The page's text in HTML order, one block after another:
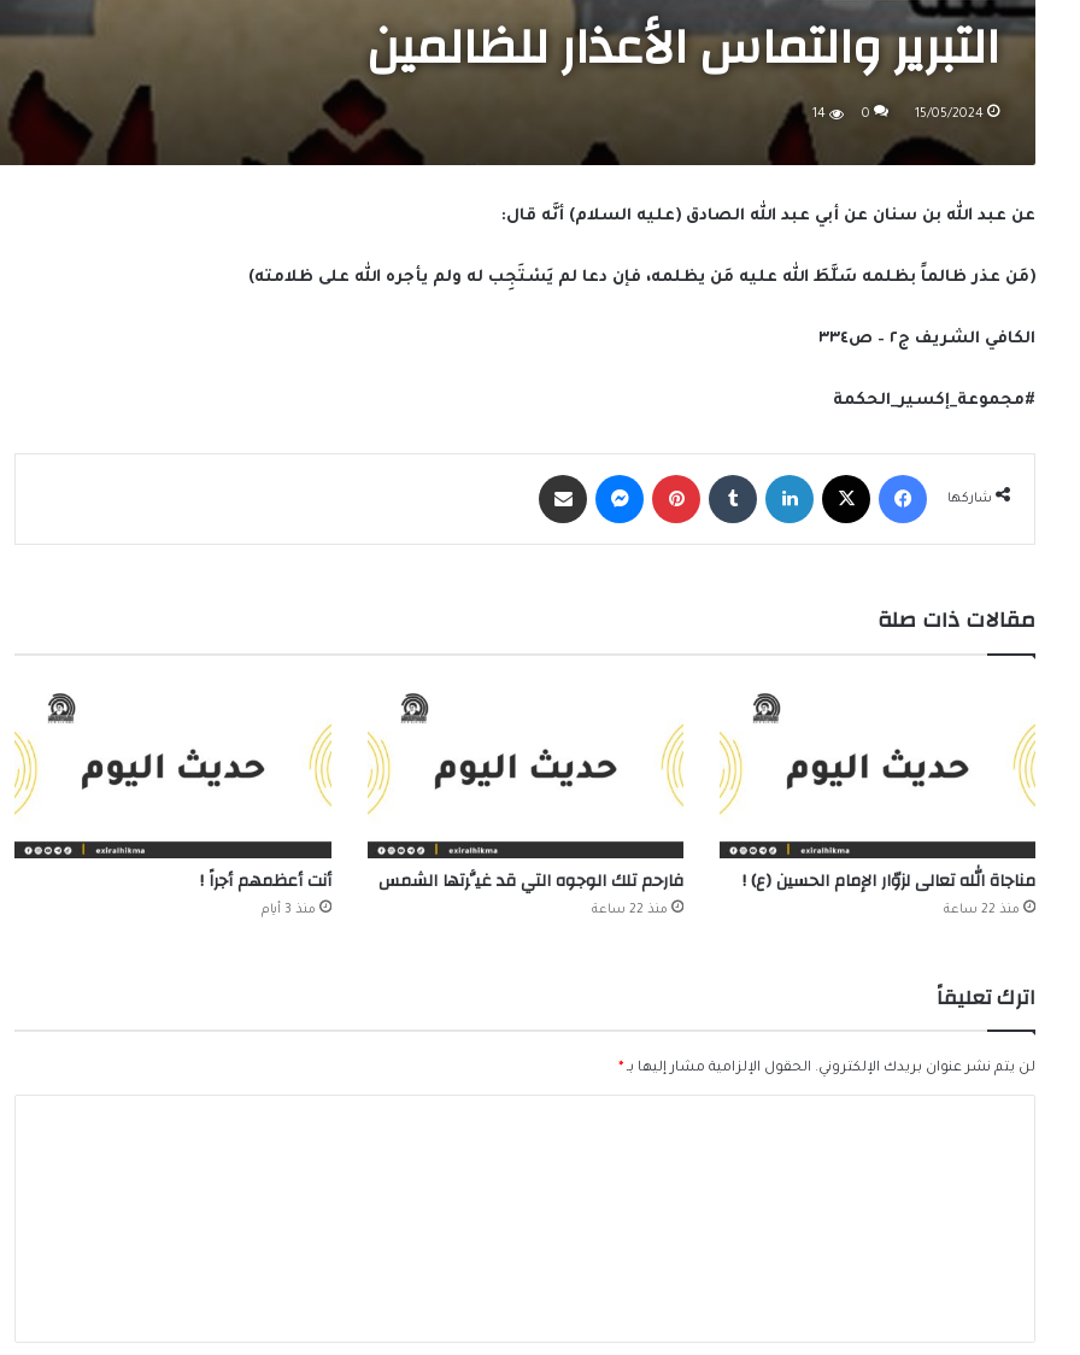
التبرير والتماس الأعذار للظالمين
15/05/2024
0
14
عن عبد الله بن سنان عن أبي عبد الله الصادق (عليه السلام) أنَّه قال:
(مَن عذر ظالماً بظلمه سَلَّطَ الله عليه مَن يظلمه، فإن دعا لم يَسْتَجِب له ولم يأجره الله على ظلامته)
الكافي الشريف ج٢ – ص٣٣٤
#مجموعة_إكسير_الحكمة
شاركها
مقالات ذات صلة
مناجاة الله تعالى لزوّار الإمام الحسين (ع) !
منذ 22 ساعة
فارحم تلك الوجوه التي قد غيَّرتها الشمس
منذ 22 ساعة
أنت أعظمهم أجراً !
منذ 3 أيام
اترك تعليقاً
لن يتم نشر عنوان بريدك الإلكتروني. الحقول الإلزامية مشار إليها بـ *